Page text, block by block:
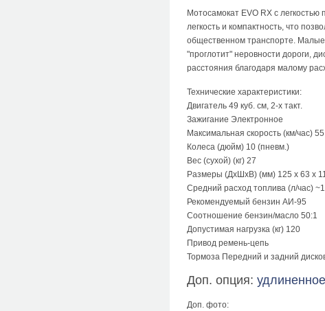
Мотосамокат EVO RX с
легкость и компактность, что
общественном транспорте. Малые
"проглотит" неровности дороги,
расстояния благодаря малому
Технические характеристики:
Двигатель 49 куб. см, 2-х такт.
Зажигание Электронное
Максимальная скорость (км/час) 55
Колеса (дюйм) 10 (пневм.)
Вес (сухой) (кг) 27
Размеры (ДхШхВ) (мм) 125 x 63 x
Средний расход топлива (л/час)
Рекомендуемый бензин АИ-95
Соотношение бензин/масло 50:1
Допустимая нагрузка (кг) 120
Привод ремень-цепь
Тормоза Передний и задний
Доп. опция:
Доп. фото: